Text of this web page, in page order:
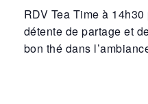
RDV Tea Time à
détente de partage et
bon thé dans